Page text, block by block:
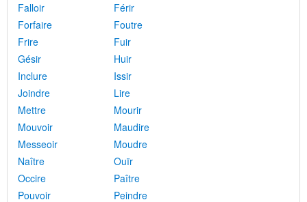
Falloir
Férir
Forfaire
Foutre
Frire
Fuir
Gésir
Huir
Inclure
Issir
Joindre
Lire
Mettre
Mourir
Mouvoir
Maudire
Messeoir
Moudre
Naître
Ouïr
Occire
Paître
Pouvoir
Peindre